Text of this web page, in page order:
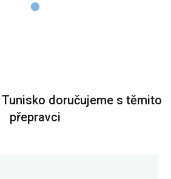
doručujeme s těmito
přepravci